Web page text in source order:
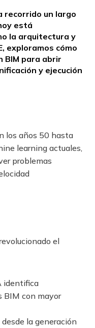
recorrido un largo
está
la arquitectura y
exploramos cómo
BIM para abrir
y ejecución
los años 50 hasta
learning actuales,
problemas
el
identifica
BIM con mayor
la generación